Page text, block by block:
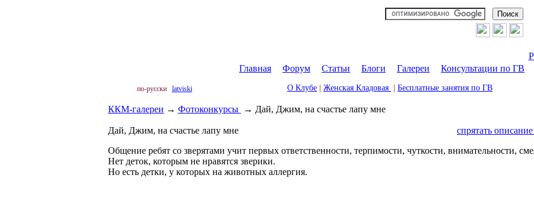
Главная
Форум Статьи Блоги Галереи Консультации по ГВ
по-русски latviski О Клубе Женская Кладовая Бесплатные занятия по ГВ
ККМ-галереи → Фотоконкурсы → Дай, Джим, на счастье лапу мне
Дай, Джим, на счастье лапу мне
спрятать
Общение ребят со зверятами учит первых ответственности, терпимости, чуткости, внимательности,
Нет деток, которым не нравятся зверики.
Но есть детки, у которых на животных аллергия.